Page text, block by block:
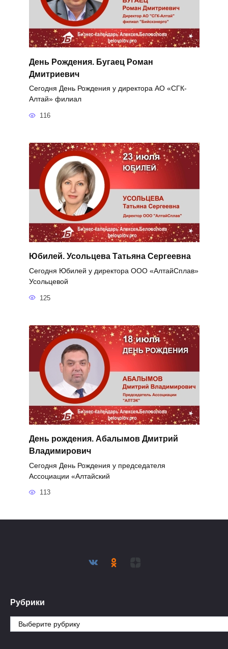
День Рождения. Бугаец Роман
Дмитриевич
Сегодня День Рождения у директора АО «СГК-
Алтай» филиал
116
Юбилей. Усольцева Татьяна Сергеевна
Сегодня Юбилей у директора ООО «АлтайСплав»
Усольцевой
125
День рождения. Абалымов Дмитрий
Владимирович
Сегодня День Рождения у председателя
Ассоциации «Алтайский
113
Рубрики
Рубрики